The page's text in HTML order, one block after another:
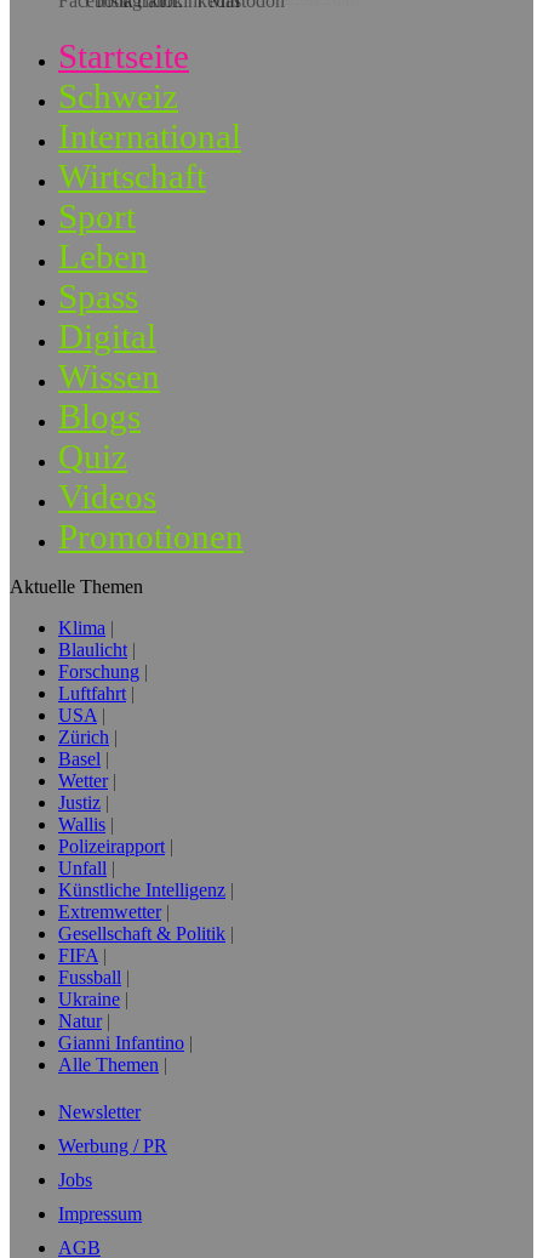
Startseite
Schweiz
International
Wirtschaft
Sport
Leben
Spass
Digital
Wissen
Blogs
Quiz
Videos
Promotionen
Aktuelle Themen
Klima
Blaulicht
Forschung
Luftfahrt
USA
Zürich
Basel
Wetter
Justiz
Wallis
Polizeirapport
Unfall
Künstliche Intelligenz
Extremwetter
Gesellschaft & Politik
FIFA
Fussball
Ukraine
Natur
Gianni Infantino
Alle Themen
Newsletter
Werbung / PR
Jobs
Impressum
AGB